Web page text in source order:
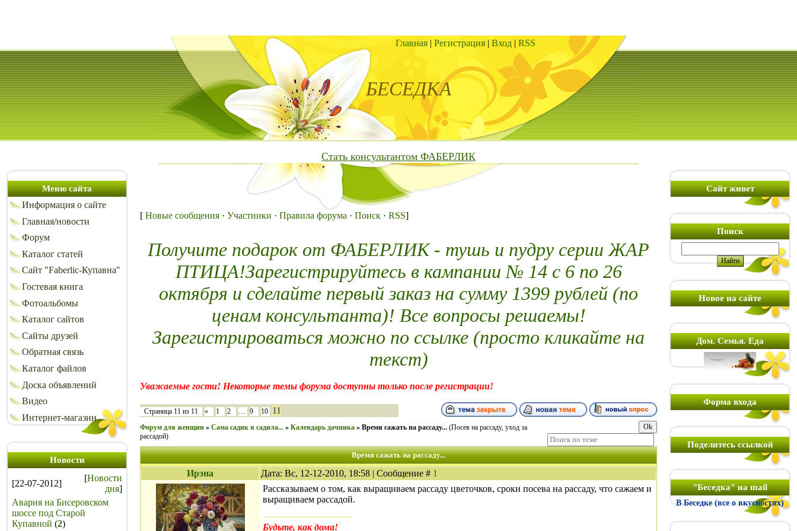
Главная | Регистрация | Вход | RSS
БЕСЕДКА
Стать консультантом ФАБЕРЛИК
Меню сайта
Информация о сайте
Главная/новости
Форум
Каталог статей
Сайт "Faberlic-Купавна"
Гостевая книга
Фотоальбомы
Каталог сайтов
Сайты друзей
Обратная связь
Каталог файлов
Доска объявлений
Видео
Интернет-магазин
Новости
[22-07-2012]
[Новости
дня]
Авария на Бисеровском
шоссе под Старой
Купавной (2)
[ Новые сообщения · Участники · Правила форума · Поиск · RSS]
Получите подарок от ФАБЕРЛИК - тушь и пудру серии ЖАР
ПТИЦА!Зарегистрируйтесь в кампании № 14 с 6 по 26
октября и сделайте первый заказ на сумму 1399 рублей (по
ценам консультанта)! Все вопросы решаемы!
Зарегистрироваться можно по ссылке (просто кликайте на
текст)
Уважаемые гости! Некоторые темы форума доступны только после регистрации!
Страница 11 из 11 « 1 2 … 9 10 11
Форум для женщин » Сама садик я садила... » Календарь дачника » Время сажать на рассаду... (Посев на рассаду, уход за
рассадой)
Время сажать на рассаду...
Ирэна Дата: Вс, 12-12-2010, 18:58 | Сообщение # 1
Рассказываем о том, как выращиваем рассаду цветочков, сроки посева на рассаду, что сажаем и
выращиваем рассадой.
Будьте, как дома!
Сайт живет
Поиск
Новое на сайте
Дом. Семья. Еда
Форма входа
Поделитесь ссылкой
"Беседка" на mail
В Беседке (все о вкусностях)